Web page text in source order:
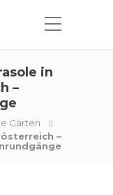
in
–
Gärten
–